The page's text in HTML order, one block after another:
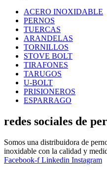
ACERO INOXIDABLE
PERNOS
TUERCAS
ARANDELAS
TORNILLOS
STOVE BOLT
TIRAFONES
TARUGOS
U-BOLT
PRISIONEROS
ESPARRAGO
redes sociales de
Somos una distribuidora de
inoxidable con la calidad y
Facebook-f Linkedin Instagram